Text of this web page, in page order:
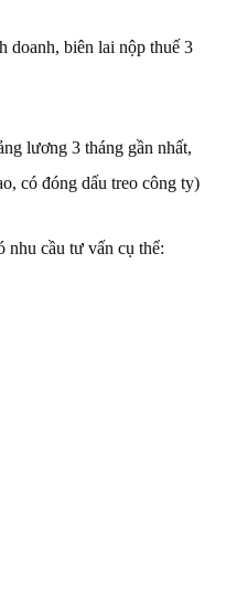
doanh, biên lai nộp thuế 3
lương 3 tháng gần nhất,
có đóng dấu treo công ty)
nhu cầu tư vấn cụ thể: